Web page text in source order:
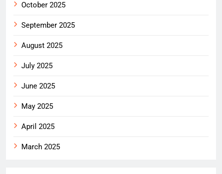
October 2025
September 2025
August 2025
July 2025
June 2025
May 2025
April 2025
March 2025